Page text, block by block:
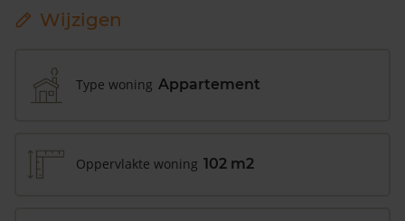
Wijzigen
Type woning Appartement
Oppervlakte woning 102 m2